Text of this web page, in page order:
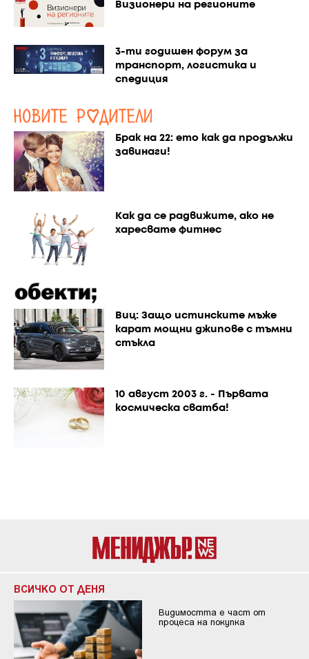
Визионери на регионите
3-ти годишен форум за
транспорт, логистика и
спедиция
Брак на 22: ето как да продължи
завинаги!
Как да се радвижите, ако не
харесвате фитнес
Виц: Защо истинските мъже
карат мощни джипове с тъмни
стъкла
10 август 2003 г. - Първата
космическа сватба!
ВСИЧКО ОТ ДЕНЯ
Видимостта е част от
процеса на покупка